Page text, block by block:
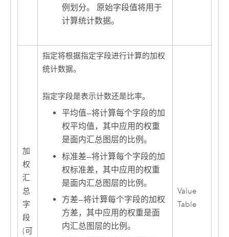
例划分。 原始字段值将用于
计算统计数据。
加
权
汇
总
字
段
(可
指定将根据指定字段进行计算的加权
统计数据。
指定字段是表示计数还是比率。
平均值—将计算每个字段的加
权平均值，其中应用的权重
是面内汇总图层的比例。
标准差—将计算每个字段的加
权标准差，其中应用的权重
是面内汇总图层的比例。
方差—将计算每个字段的加权
方差，其中应用的权重是面
内汇总图层的比例。
Value
Table